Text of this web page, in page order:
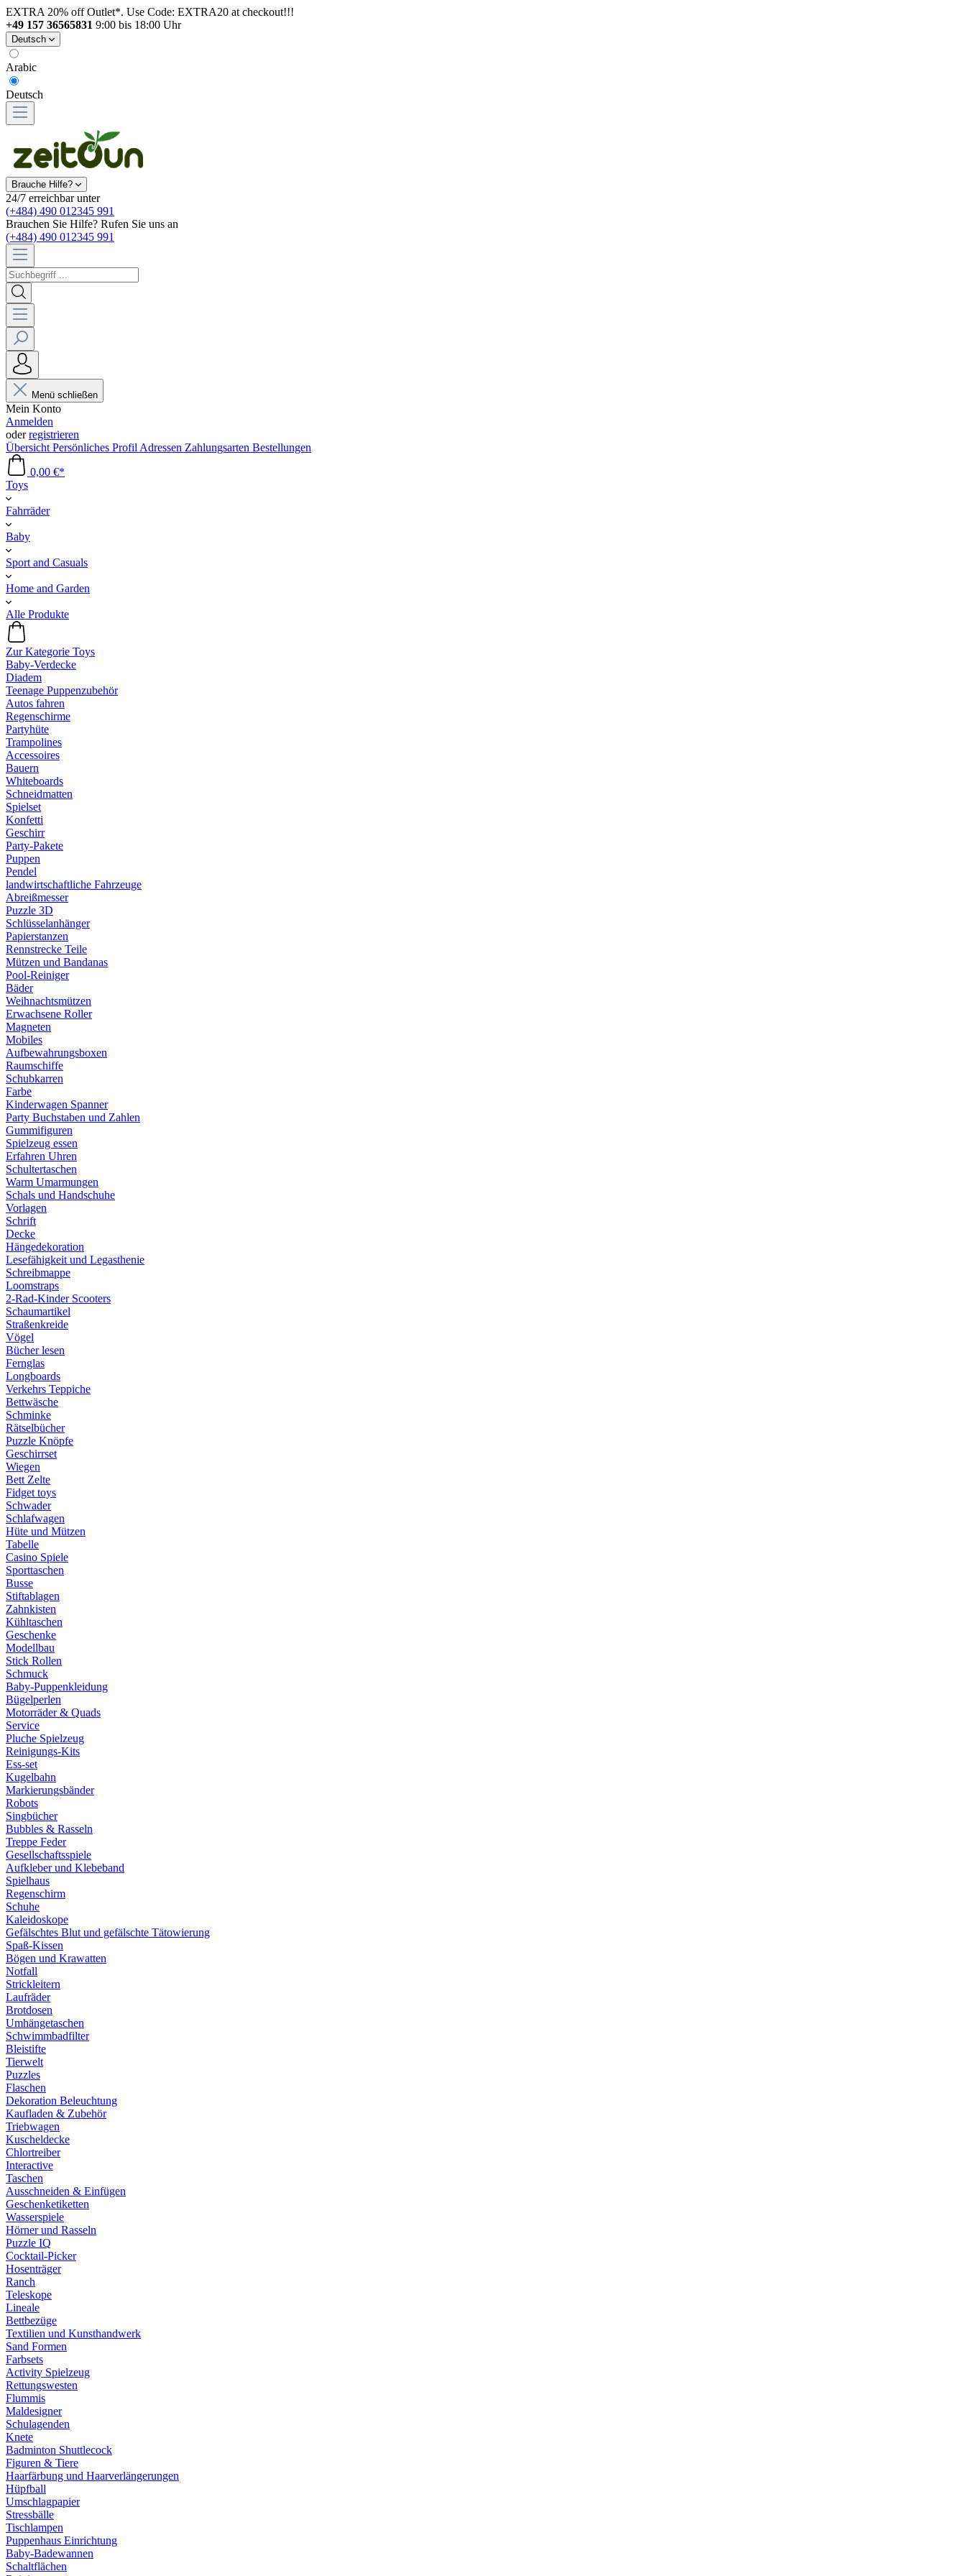
EXTRA 20% off Outlet*. Use Code: EXTRA20 at checkout!!!
+49 157 36565831 9:00 bis 18:00 Uhr
Deutsch
Arabic
Deutsch
Brauche Hilfe?
24/7 erreichbar unter
(+484) 490 012345 991
Brauchen Sie Hilfe? Rufen Sie uns an
(+484) 490 012345 991
Menü schließen
Mein Konto
Anmelden
oderregistrieren
Übersicht Persönliches Profil Adressen Zahlungsarten Bestellungen
0,00 €*
Toys
Fahrräder
Baby
Sport and Casuals
Home and Garden
Alle Produkte
Zur Kategorie Toys
Baby-Verdecke
Diadem
Teenage Puppenzubehör
Autos fahren
Regenschirme
Partyhüte
Trampolines
Accessoires
Bauern
Whiteboards
Schneidmatten
Spielset
Konfetti
Geschirr
Party-Pakete
Puppen
Pendel
landwirtschaftliche Fahrzeuge
Abreißmesser
Puzzle 3D
Schlüsselanhänger
Papierstanzen
Rennstrecke Teile
Mützen und Bandanas
Pool-Reiniger
Bäder
Weihnachtsmützen
Erwachsene Roller
Magneten
Mobiles
Aufbewahrungsboxen
Raumschiffe
Schubkarren
Farbe
Kinderwagen Spanner
Party Buchstaben und Zahlen
Gummifiguren
Spielzeug essen
Erfahren Uhren
Schultertaschen
Warm Umarmungen
Schals und Handschuhe
Vorlagen
Schrift
Decke
Hängedekoration
Lesefähigkeit und Legasthenie
Schreibmappe
Loomstraps
2-Rad-Kinder Scooters
Schaumartikel
Straßenkreide
Vögel
Bücher lesen
Fernglas
Longboards
Verkehrs Teppiche
Bettwäsche
Schminke
Rätselbücher
Puzzle Knöpfe
Geschirrset
Wiegen
Bett Zelte
Fidget toys
Schwader
Schlafwagen
Hüte und Mützen
Tabelle
Casino Spiele
Sporttaschen
Busse
Stiftablagen
Zahnkisten
Kühltaschen
Geschenke
Modellbau
Stick Rollen
Schmuck
Baby-Puppenkleidung
Bügelperlen
Motorräder & Quads
Service
Pluche Spielzeug
Reinigungs-Kits
Ess-set
Kugelbahn
Markierungsbänder
Robots
Singbücher
Bubbles & Rasseln
Treppe Feder
Gesellschaftsspiele
Aufkleber und Klebeband
Spielhaus
Regenschirm
Schuhe
Kaleidoskope
Gefälschtes Blut und gefälschte Tätowierung
Spaß-Kissen
Bögen und Krawatten
Notfall
Strickleitern
Laufräder
Brotdosen
Umhängetaschen
Schwimmbadfilter
Bleistifte
Tierwelt
Puzzles
Flaschen
Dekoration Beleuchtung
Kaufladen & Zubehör
Triebwagen
Kuscheldecke
Chlortreiber
Interactive
Taschen
Ausschneiden & Einfügen
Geschenketiketten
Wasserspiele
Hörner und Rasseln
Puzzle IQ
Cocktail-Picker
Hosenträger
Ranch
Teleskope
Lineale
Bettbezüge
Textilien und Kunsthandwerk
Sand Formen
Farbsets
Activity Spielzeug
Rettungswesten
Flummis
Maldesigner
Schulagenden
Knete
Badminton Shuttlecock
Figuren & Tiere
Haarfärbung und Haarverlängerungen
Hüpfball
Umschlagpapier
Stressbälle
Tischlampen
Puppenhaus Einrichtung
Baby-Badewannen
Schaltflächen